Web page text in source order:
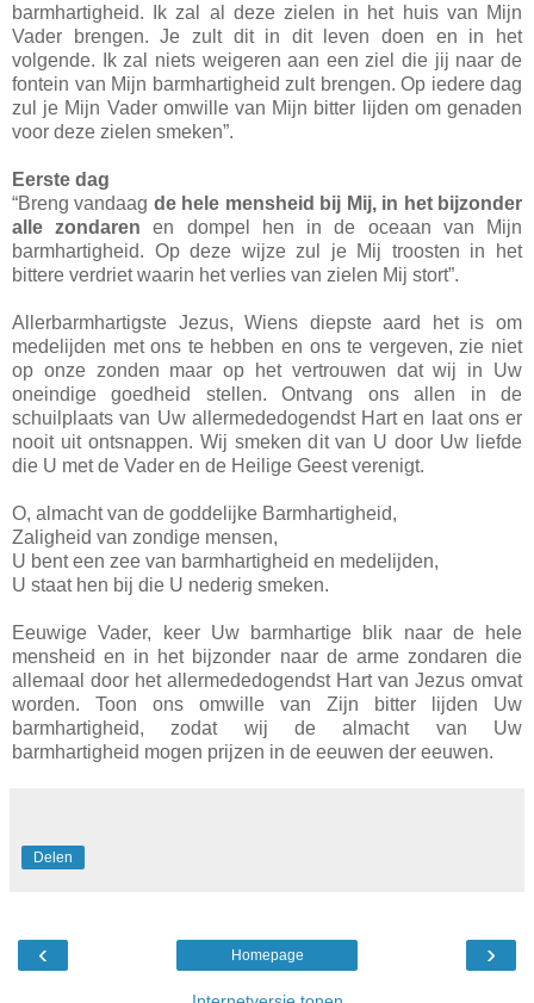
barmhartigheid. Ik zal al deze zielen in het huis van Mijn
Vader brengen. Je zult dit in dit leven doen en in het
volgende. Ik zal niets weigeren aan een ziel die jij naar de
fontein van Mijn barmhartigheid zult brengen. Op iedere dag
zul je Mijn Vader omwille van Mijn bitter lijden om genaden
voor deze zielen smeken”.
Eerste dag
“Breng vandaag de hele mensheid bij Mij, in het bijzonder
alle zondaren en dompel hen in de oceaan van Mijn
barmhartigheid. Op deze wijze zul je Mij troosten in het
bittere verdriet waarin het verlies van zielen Mij stort”.
Allerbarmhartigste Jezus, Wiens diepste aard het is om
medelijden met ons te hebben en ons te vergeven, zie niet
op onze zonden maar op het vertrouwen dat wij in Uw
oneindige goedheid stellen. Ontvang ons allen in de
schuilplaats van Uw allermededogendst Hart en laat ons er
nooit uit ontsnappen. Wij smeken dit van U door Uw liefde
die U met de Vader en de Heilige Geest verenigt.
O, almacht van de goddelijke Barmhartigheid,
Zaligheid van zondige mensen,
U bent een zee van barmhartigheid en medelijden,
U staat hen bij die U nederig smeken.
Eeuwige Vader, keer Uw barmhartige blik naar de hele
mensheid en in het bijzonder naar de arme zondaren die
allemaal door het allermededogendst Hart van Jezus omvat
worden. Toon ons omwille van Zijn bitter lijden Uw
barmhartigheid, zodat wij de almacht van Uw
barmhartigheid mogen prijzen in de eeuwen der eeuwen.
Delen
‹ ›
Homepage